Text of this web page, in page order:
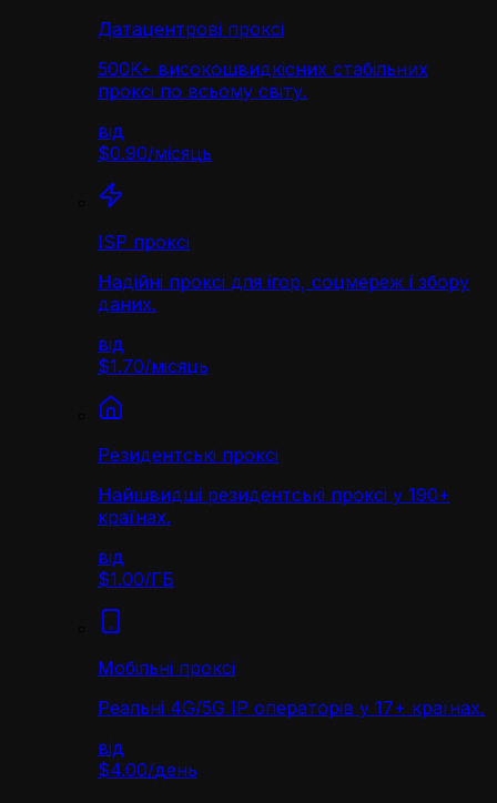
Датацентрові проксі
500K+ високошвидкісних стабільних
проксі по всьому світу.
від
$0.90/місяць
ISP проксі
Надійні проксі для ігор, соцмереж і збору
даних.
від
$1.70/місяць
Резидентські проксі
Найшвидші резидентські проксі у 190+
країнах.
від
$1.00/ГБ
Мобільні проксі
Реальні 4G/5G IP операторів у 17+ країнах.
від
$4.00/день